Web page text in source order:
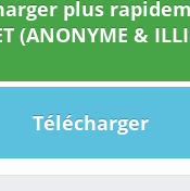
plus
(ANONYME &
Télécharger